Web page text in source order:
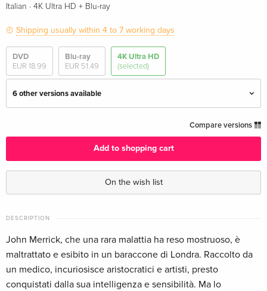
Italian · 4K Ultra HD + Blu-ray
Shipping usually within 4 to 7 working days
DVD
EUR 18.99
Blu-ray
EUR 51.49
4K Ultra HD
(selected)
6 other versions available
EUR 61.99
Arthaus, Limited Edition, Restored, Steelbook,
German
Standard edition
French
EUR 29.99
Compare versions
Add to shopping cart
On the wish list
DESCRIPTION
John Merrick, che una rara malattia ha reso mostruoso, è
maltrattato e esibito in un baraccone di Londra. Raccolto da
un medico, incuriosisce aristocratici e artisti, presto
conquistati dalla sua intelligenza e sensibilità. Ma lo